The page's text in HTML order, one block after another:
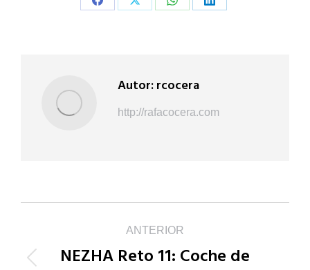
Share
Share
Share
Share
Autor:rcocera
http://rafacocera.com
Navegación
entre
ANTERIOR
NEZHA Reto 11: Coche de